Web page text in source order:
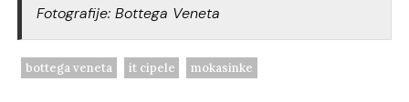
Fotografije: Bottega Veneta
bottega veneta it cipele mokasinke